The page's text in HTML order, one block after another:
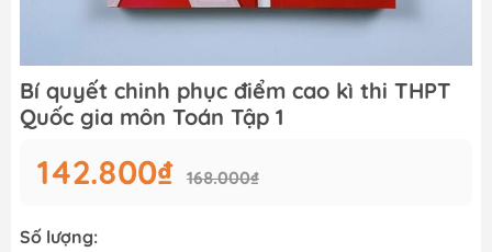
Bí quyết chinh phục điểm cao kì thi THPT
Quốc gia môn Toán Tập 1
142.800₫ 168.000₫
Số lượng: